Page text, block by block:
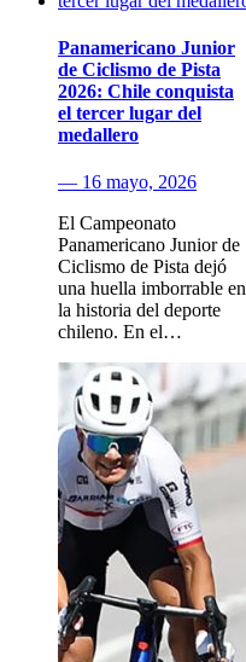
Panamericano Junior
de Ciclismo de Pista
2026: Chile conquista
el tercer lugar del
medallero
— 16 mayo, 2026
El Campeonato
Panamericano Junior de
Ciclismo de Pista dejó
una huella imborrable en
la historia del deporte
chileno. En el…